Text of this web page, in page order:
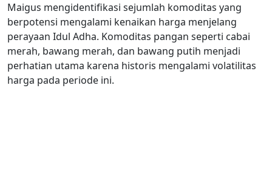
Maigus mengidentifikasi sejumlah komoditas yang
berpotensi mengalami kenaikan harga menjelang
perayaan Idul Adha. Komoditas pangan seperti cabai
merah, bawang merah, dan bawang putih menjadi
perhatian utama karena historis mengalami volatilitas
harga pada periode ini.